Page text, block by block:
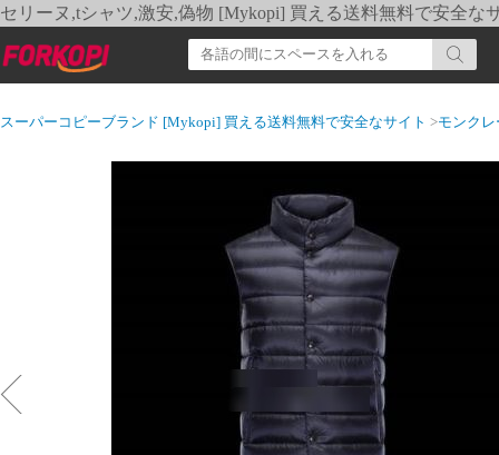
セリーヌ,tシャツ,激安,偽物 [Mykopi] 買える送料無料で安全な
スーパーコピーブランド [Mykopi] 買える送料無料で安全なサイト >モンク